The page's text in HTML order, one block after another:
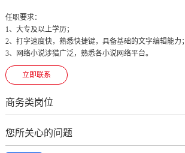
任职要求：
1、大专及以上学历；
2、打字速度快，熟悉快捷键，具备基础的文字编辑能力；
3、网络小说涉猎广泛，熟悉各小说网络平台。
立即联系
商务类岗位
您所关心的问题